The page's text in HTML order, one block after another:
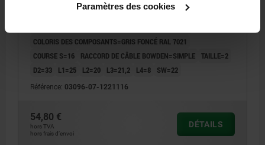
Paramètres des cookies
MODÈLE 1=AVEC BOUTON DE MANOEUVRE
FORME=B
COLORIS DES COMPOSANTS=GRIS FONCÉ RAL 7021
COURSE S=16
RACCORD DE CÂBLE BOWDEN=SIMPLE TAILLE=2
D2=33
L1=25 L2=20 L3=21,2 L4=8 SW=22
Référence: 03096-07-1221116
54,80 €
hors TVA
hors frais d’envoi
DÉTAILS